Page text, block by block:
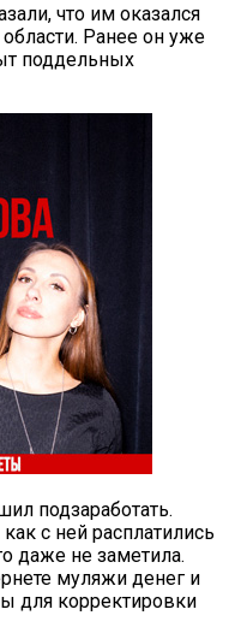
что им оказался
Ранее он уже
поддельных
подзаработать.
с ней расплатились
даже не заметила.
муляжи денег и
для корректировки